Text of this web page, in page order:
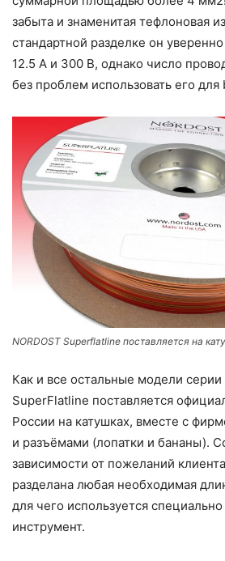
забыта и знаменитая тефлоновая
стандартной разделке он
12.5 А и 300 В, однако число
без проблем использовать его
NORDOST Superflatline поставляется на
Как и все остальные модели серии
SuperFlatline поставляется
России на катушках, вместе с
и разъёмами (лопатки и бананы).
зависимости от пожеланий
разделана любая необходимая
для чего используется
инструмент.